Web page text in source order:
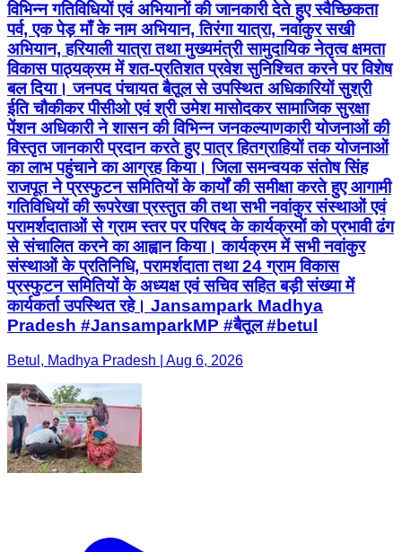
विभिन्न गतिविधियों एवं अभियानों की जानकारी देते हुए स्वैच्छिकता
पर्व, एक पेड़ माँ के नाम अभियान, तिरंगा यात्रा, नवांकुर सखी
अभियान, हरियाली यात्रा तथा मुख्यमंत्री सामुदायिक नेतृत्व क्षमता
विकास पाठ्यक्रम में शत-प्रतिशत प्रवेश सुनिश्चित करने पर विशेष
बल दिया। जनपद पंचायत बैतूल से उपस्थित अधिकारियों सुश्री
ईति चौकीकर पीसीओ एवं श्री उमेश मासोदकर सामाजिक सुरक्षा
पेंशन अधिकारी ने शासन की विभिन्न जनकल्याणकारी योजनाओं की
विस्तृत जानकारी प्रदान करते हुए पात्र हितग्राहियों तक योजनाओं
का लाभ पहुंचाने का आग्रह किया। जिला समन्वयक संतोष सिंह
राजपूत ने प्रस्फुटन समितियों के कार्यों की समीक्षा करते हुए आगामी
गतिविधियों की रूपरेखा प्रस्तुत की तथा सभी नवांकुर संस्थाओं एवं
परामर्शदाताओं से ग्राम स्तर पर परिषद के कार्यक्रमों को प्रभावी ढंग
से संचालित करने का आह्वान किया। कार्यक्रम में सभी नवांकुर
संस्थाओं के प्रतिनिधि, परामर्शदाता तथा 24 ग्राम विकास
प्रस्फुटन समितियों के अध्यक्ष एवं सचिव सहित बड़ी संख्या में
कार्यकर्ता उपस्थित रहे। Jansampark Madhya
Pradesh #JansamparkMP #बैतूल #betul
Betul, Madhya Pradesh | Aug 6, 2026